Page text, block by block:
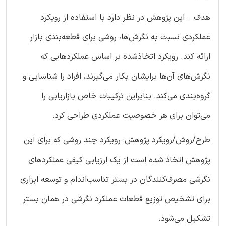
هدف – این پژوهش در نظر دارد با استفاده از رویکرد
عملکردی نسبت به نگرش‌ها، روشی برای قطعه‌بندی بازار
ارائه کند. رویکرد اتخاذشده بر اساس عملکردهایی که
نگرش‌های آن‌ها برایشان بکار می‌گیرند، افراد را شناسایی و
گروه‌بندی می‌کند. بنابراین ترکیبات خاص بازاریابی را
می‌توان برای هر خصوصیت عملکردی طراحی کرد.
طرح/روش/رویکرد پژوهش: رویکرد چند روشی که برای این
پژوهش اتخاذ شده است از یک ارزیابی کیفی عملکردهای
نگرشی مصرف‌کنندگان در بستر تناسب‌اندام و توسعه ابزاری
برای تشخیص توزیع قطعات عملکرد نگرشی در همان بستر
تشکیل می‌شود.